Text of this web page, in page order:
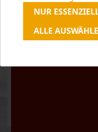
NUR
ALLE
unserer